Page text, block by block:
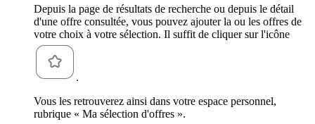
Depuis la page de résultats de recherche ou depuis le détail
d'une offre consultée, vous pouvez ajouter la ou les offres de
votre choix à votre sélection. Il suffit de cliquer sur l'icône
.
Vous les retrouverez ainsi dans votre espace personnel,
rubrique « Ma sélection d'offres ».